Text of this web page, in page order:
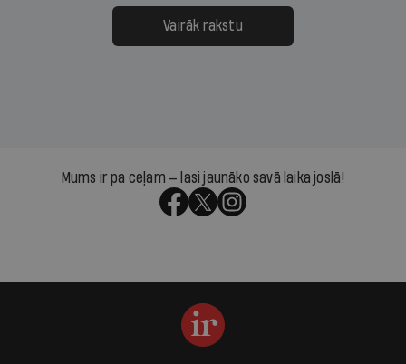
Vairāk rakstu
Mums ir pa ceļam — lasi jaunāko savā laika joslā!